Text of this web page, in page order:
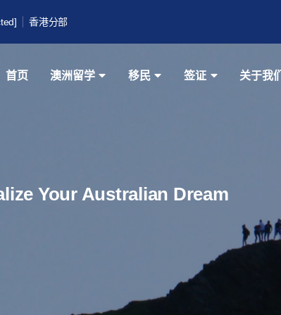
香港分部
首页 澳洲留学 移民 签证 关于我们
Your Australian Dream